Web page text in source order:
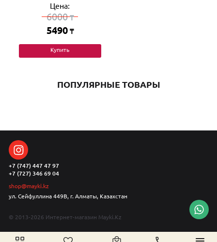
Цена:
6000₸
5490 ₸
Купить
ПОПУЛЯРНЫЕ ТОВАРЫ
+7 (747) 447 47 97
+7 (727) 346 69 04
shop@mayki.kz
ул. Сейфуллина 449В, г. Алматы, Казахстан
© 2013-2026 Интернет-магазин Mayki.Kz